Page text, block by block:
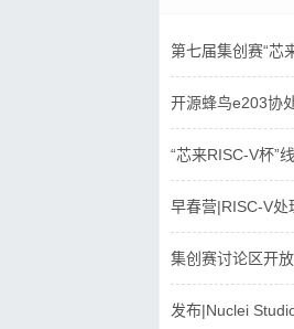
第七届集创赛“芯
开源蜂鸟e203协
“芯来RISC-V杯”
早春营|RISC-V处
集创赛讨论区开
发布|Nuclei